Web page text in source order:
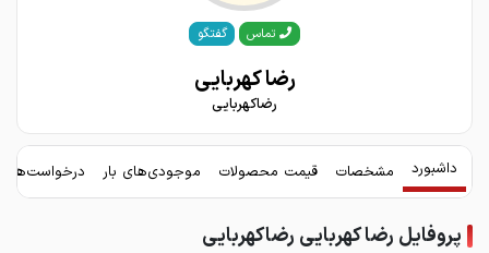
تماس گفتگو
رضا کهربایی
رضاکهربایی
داشبورد مشخصات قیمت محصولات موجودی‌های بار
پروفایل رضا کهربایی رضاکهربایی